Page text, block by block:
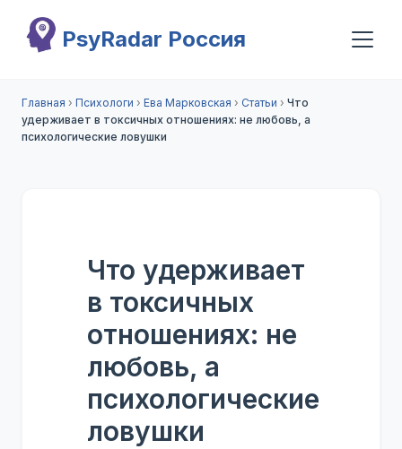
PsyRadar Россия
Главная › Психологи › Ева Марковская › Статьи › Что
удерживает в токсичных отношениях: не любовь, а
психологические ловушки
Что удерживает
в токсичных
отношениях: не
любовь, а
психологические
ловушки